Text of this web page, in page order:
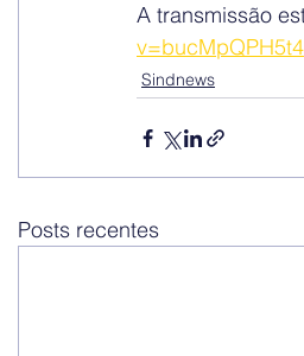
A transmissão
v=bucMpQPH5t4
Sindnews
Posts recentes